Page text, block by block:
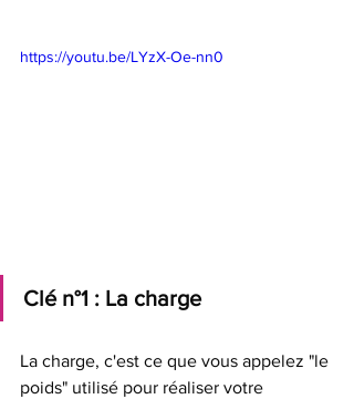
https://youtu.be/LYzX-Oe-nn0
Clé n°1 : La charge
La charge, c'est ce que vous appelez "le
poids" utilisé pour réaliser votre